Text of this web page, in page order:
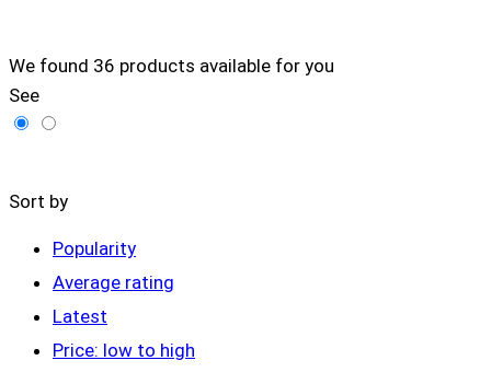
We found 36 products available for you
See
Sort by
Popularity
Average rating
Latest
Price: low to high